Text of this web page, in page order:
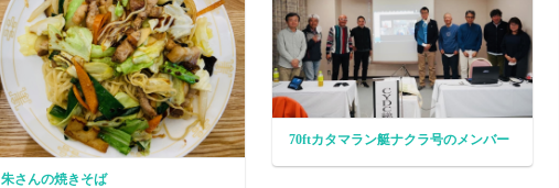
朱さんの焼きそば
70ftカタマラン艇ナクラ号のメンバー